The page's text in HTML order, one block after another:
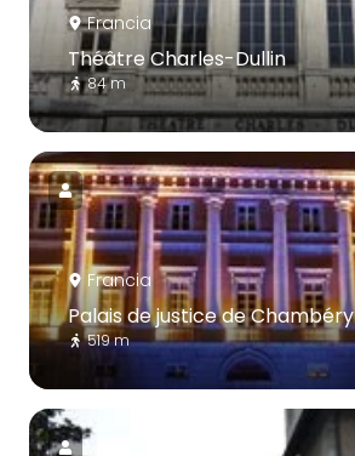
Francia
Théâtre Charles-Dullin
84 m
Francia
Palais de justice de Chambéry
519 m